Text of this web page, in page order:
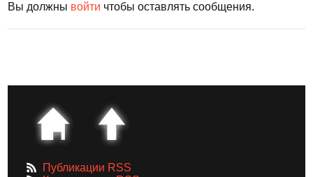
Вы должны войти чтобы оставлять сообщения.
Публикации RSS